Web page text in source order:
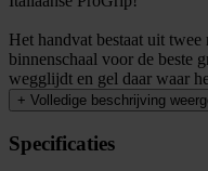
Het handvat bestaat uit
binnenschaal voor de beste
wegglijdt en gel daar waar
+ Volledige beschrijving
Specificaties